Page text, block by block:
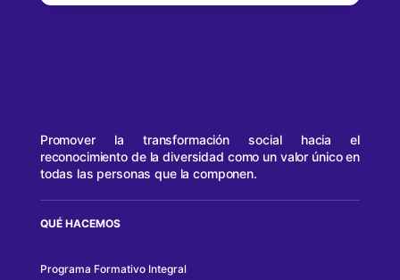
Promover la transformación social hacia el
reconocimiento de la diversidad como un valor único en
todas las personas que la componen.
QUÉ HACEMOS
Programa Formativo Integral